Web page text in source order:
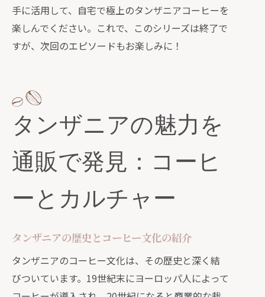
手に活用して、自宅で極上のタンザニアコーヒーを
楽しんでください。これで、このシリーズは終了で
すが、次回のエピソードもお楽しみに！
タンザニアの魅力を
通販で発見：コーヒ
ーとカルチャー
タンザニアの歴史とコーヒー文化の紹介
タンザニアのコーヒー文化は、その歴史と深く結
びついています。19世紀末にヨーロッパ人によって